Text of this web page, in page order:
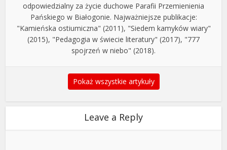
odpowiedzialny za życie duchowe Parafii Przemienienia
Pańskiego w Białogonie. Najważniejsze publikacje:
"Kamieńska ostiumiczna" (2011), "Siedem kamyków wiary"
(2015), "Pedagogia w świecie literatury" (2017), "777
spojrzeń w niebo" (2018).
Pokaż wszystkie artykuły
Leave a Reply